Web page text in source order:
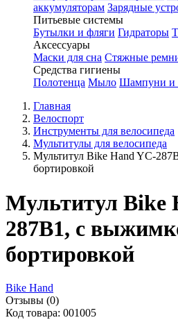
аккумуляторам Зарядные
Питьевые системы
Бутылки и фляги Гидраторы
Аксессуары
Маски для сна Стяжные
Средства гигиены
Полотенца Мыло Шампуни и
Главная
Велоспорт
Инструменты для велосипеда
Мультитулы для велосипеда
Мультитул Bike Hand YC-
бортировкой
Мультитул Bike
287B1, с
бортировкой
Bike Hand
Отзывы (0)
Код товара: 001005